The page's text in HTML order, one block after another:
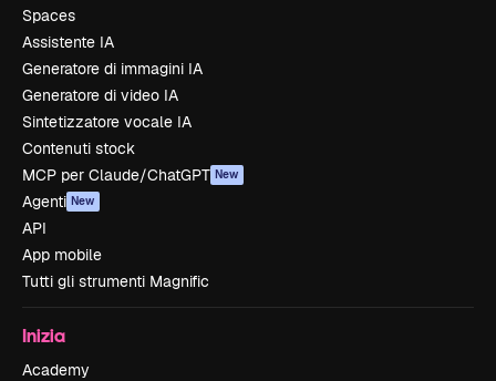
Spaces
Assistente IA
Generatore di immagini IA
Generatore di video IA
Sintetizzatore vocale IA
Contenuti stock
MCP per Claude/ChatGPT New
Agenti New
API
App mobile
Tutti gli strumenti Magnific
Inizia
Academy